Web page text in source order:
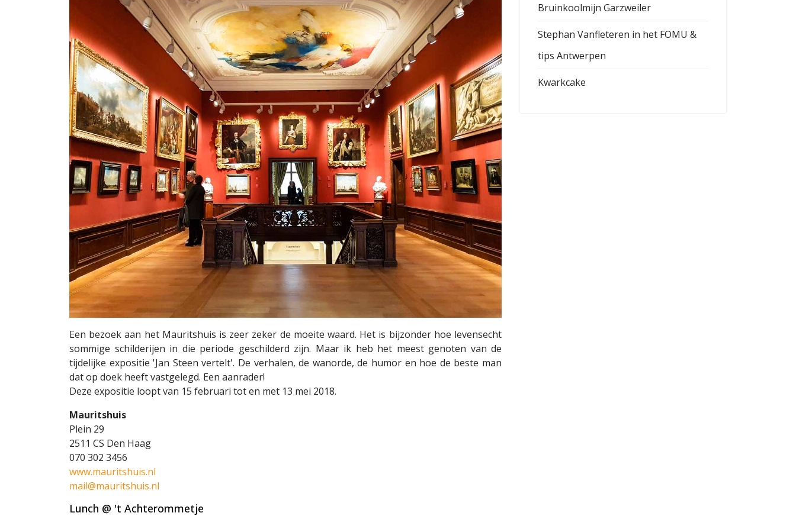
Een bezoek aan het Mauritshuis is zeer zeker de moeite waard. Het is bijzonder hoe levensecht
sommige schilderijen in die periode geschilderd zijn. Maar ik heb het meest genoten van de
tijdelijke expositie 'Jan Steen vertelt'. De verhalen, de wanorde, de humor en hoe de beste man
dat op doek heeft vastgelegd. Een aanrader!
Deze expositie loopt van 15 februari tot en met 13 mei 2018.
Mauritshuis
Plein 29
2511 CS Den Haag
070 302 3456
www.mauritshuis.nl
mail@mauritshuis.nl
Lunch @ 't Achterommetje
Bruinkoolmijn Garzweiler
Stephan Vanfleteren in het FOMU &
tips Antwerpen
Kwarkcake